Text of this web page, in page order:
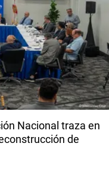
Nacional traza en
de